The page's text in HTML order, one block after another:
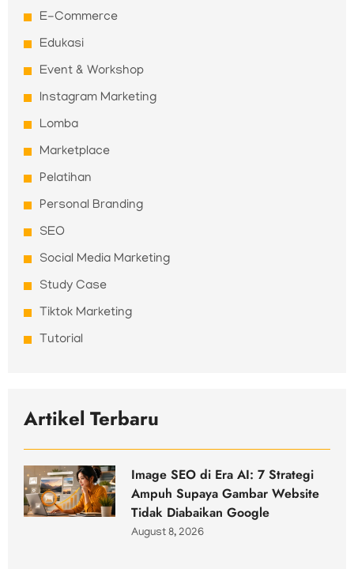
E-Commerce
Edukasi
Event & Workshop
Instagram Marketing
Lomba
Marketplace
Pelatihan
Personal Branding
SEO
Social Media Marketing
Study Case
Tiktok Marketing
Tutorial
Artikel Terbaru
Image SEO di Era AI: 7 Strategi
Ampuh Supaya Gambar Website
Tidak Diabaikan Google
August 8, 2026